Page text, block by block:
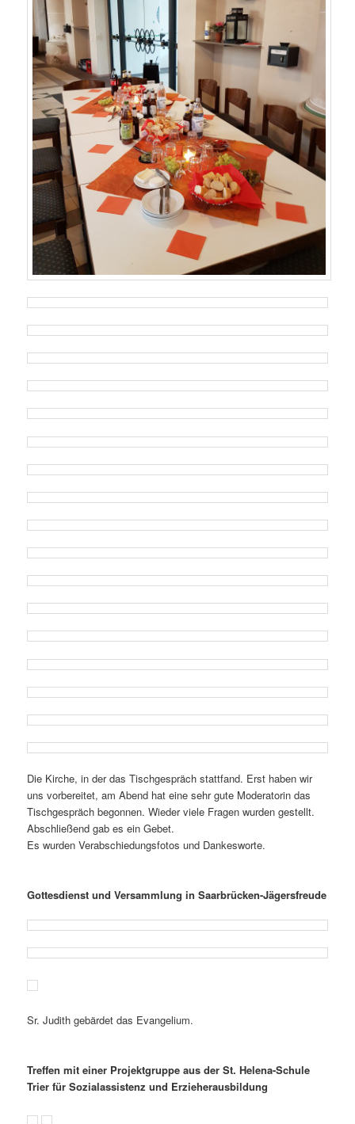
Die Kirche, in der das Tischgespräch stattfand. Erst haben wir
uns vorbereitet, am Abend hat eine sehr gute Moderatorin das
Tischgespräch begonnen. Wieder viele Fragen wurden gestellt.
Abschließend gab es ein Gebet.
Es wurden Verabschiedungsfotos und Dankesworte.
Gottesdienst und Versammlung in Saarbrücken-Jägersfreude
Sr. Judith gebärdet das Evangelium.
Treffen mit einer Projektgruppe aus der St. Helena-Schule
Trier für Sozialassistenz und Erzieherausbildung